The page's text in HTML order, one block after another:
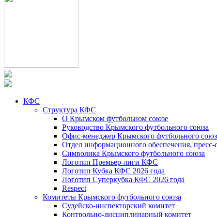
КФС
Структура КФС
О Крымском футбольном союзе
Руководство Крымского футбольного союза
Офис-менеджер Крымского футбольного
Отдел информационного обеспечения, пресс-
Символика Крымского футбольного союза
Логотип Премьер-лиги КФС
Логотип Кубка КФС 2026 года
Логотип Суперкубка КФС 2026 года
Respect
Комитеты Крымского футбольного союза
Судейско-инспекторский комитет
Контрольно-дисциплинарный комитет